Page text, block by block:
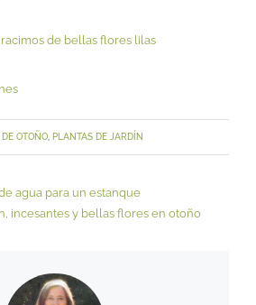
de bellas flores lilas
DE OTOÑO PLANTAS DE JARDÍN
agua para un estanque
incesantes y bellas flores en otoño